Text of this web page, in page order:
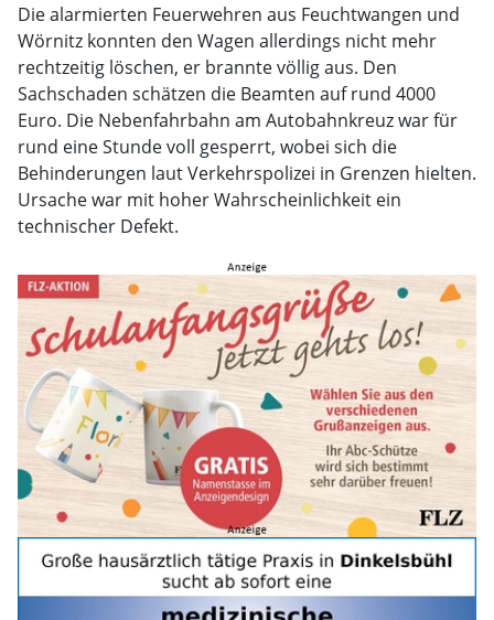
Die alarmierten Feuerwehren aus Feuchtwangen und
Wörnitz konnten den Wagen allerdings nicht mehr
rechtzeitig löschen, er brannte völlig aus. Den
Sachschaden schätzen die Beamten auf rund 4000
Euro. Die Nebenfahrbahn am Autobahnkreuz war für
rund eine Stunde voll gesperrt, wobei sich die
Behinderungen laut Verkehrspolizei in Grenzen hielten.
Ursache war mit hoher Wahrscheinlichkeit ein
technischer Defekt.